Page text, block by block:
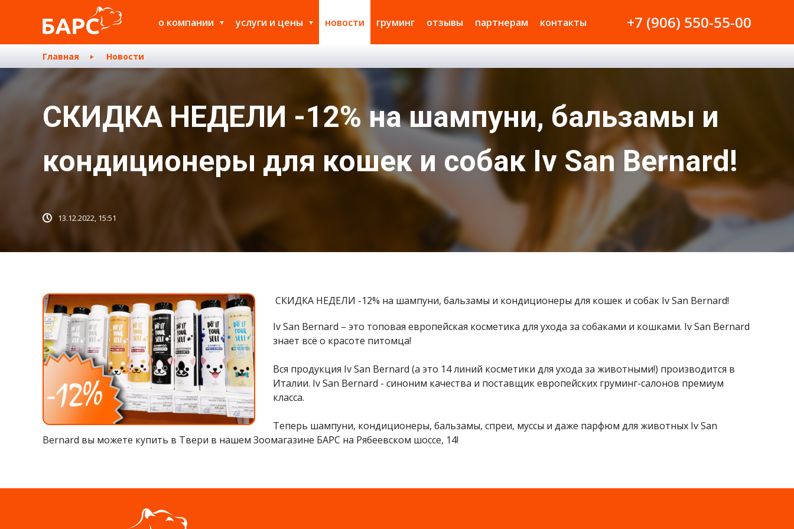
о компании услуги и цены новости груминг отзывы партнерам контакты +7 (906) 550-55-00
Главная Новости
СКИДКА НЕДЕЛИ -12% на шампуни, бальзамы и
кондиционеры для кошек и собак Iv San Bernard!
13.12.2022, 15:51
СКИДКА НЕДЕЛИ -12% на шампуни, бальзамы и кондиционеры для кошек и собак Iv San Bernard!
Iv San Bernard – это топовая европейская косметика для ухода за собаками и кошками. Iv San Bernard
знает всё о красоте питомца!
Вся продукция Iv San Bernard (а это 14 линий косметики для ухода за животными!) производится в
Италии. Iv San Bernard - синоним качества и поставщик европейских груминг-салонов премиум
класса.
Теперь шампуни, кондиционеры, бальзамы, спреи, муссы и даже парфюм для животных Iv San
Bernard вы можете купить в Твери в нашем Зоомагазине БАРС на Рябеевском шоссе, 14!